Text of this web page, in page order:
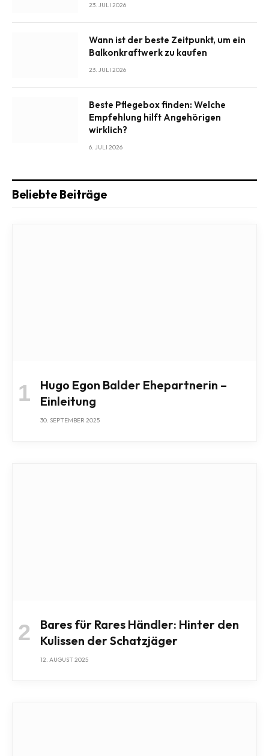
23. JULI 2026
Wann ist der beste Zeitpunkt, um ein
Balkonkraftwerk zu kaufen
23. JULI 2026
Beste Pflegebox finden: Welche
Empfehlung hilft Angehörigen
wirklich?
6. JULI 2026
Beliebte Beiträge
Hugo Egon Balder Ehepartnerin –
Einleitung
30. SEPTEMBER 2025
Bares für Rares Händler: Hinter den
Kulissen der Schatzjäger
12. AUGUST 2025